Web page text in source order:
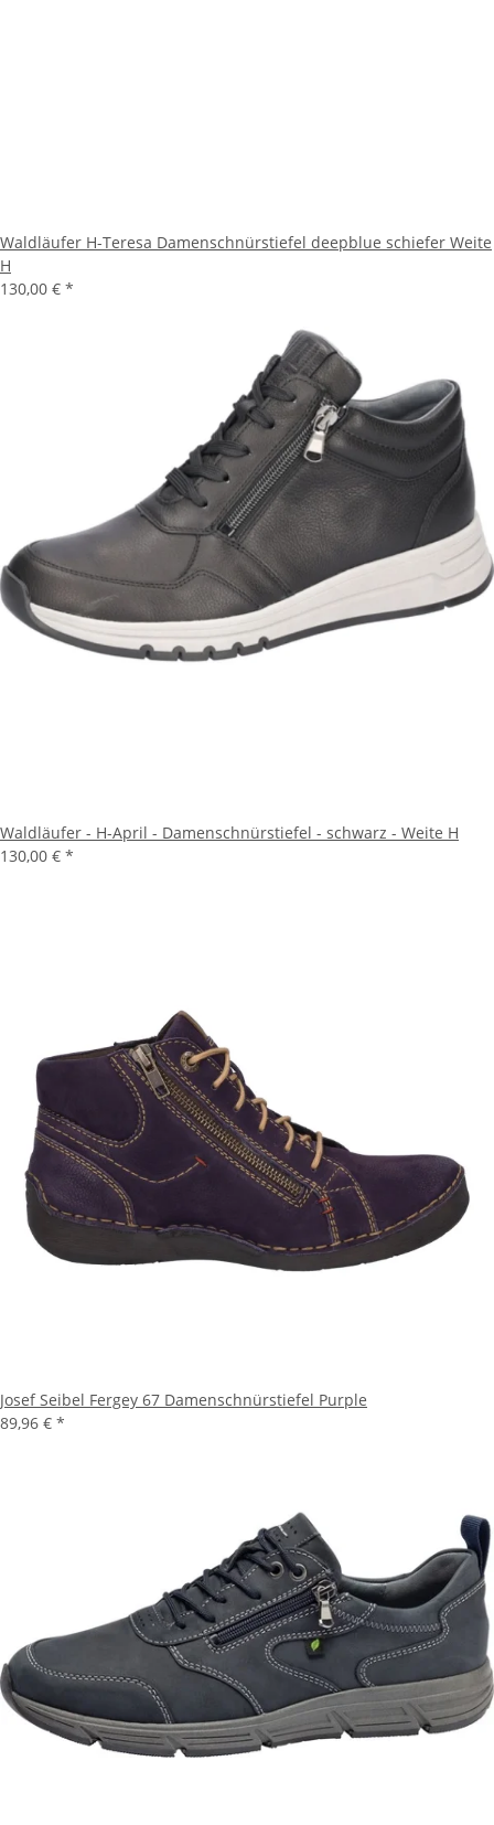
Waldläufer H-Teresa Damenschnürstiefel deepblue schiefer Weite
H
130,00 € *
Waldläufer - H-April - Damenschnürstiefel - schwarz - Weite H
130,00 € *
Josef Seibel Fergey 67 Damenschnürstiefel Purple
89,96 € *